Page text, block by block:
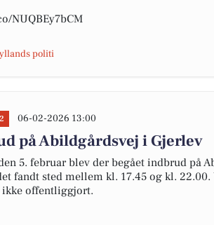
NUQBEy7bCM
politi
06-02-2026 13:00
på Abildgårdsvej i Gjerlev
5. februar blev der begået indbrud på
fandt sted mellem kl. 17.45 og kl.
ikke offentliggjort.